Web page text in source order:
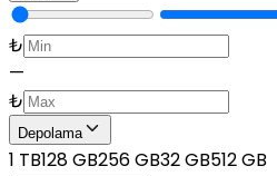
₺
—
₺
Depolama
1 TB128 GB256 GB32 GB512 GB